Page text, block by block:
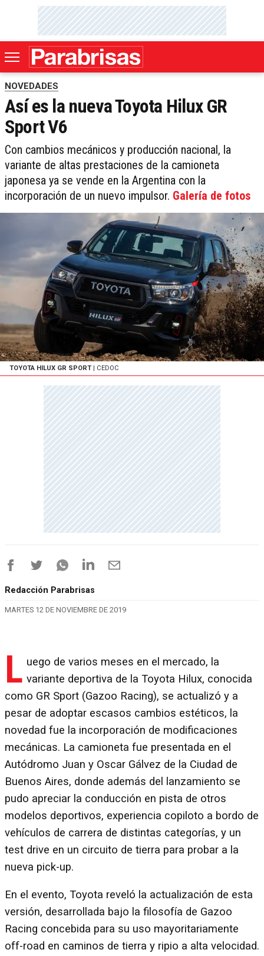
NOVEDADES
Así es la nueva Toyota Hilux GR
Sport V6
Con cambios mecánicos y producción nacional, la
variante de altas prestaciones de la camioneta
japonesa ya se vende en la Argentina con la
incorporación de un nuevo impulsor. Galería de fotos
TOYOTA HILUX GR SPORT | CEDOC
Redacción Parabrisas
MARTES 12 DE NOVIEMBRE DE 2019
L uego de varios meses en el mercado, la
variante deportiva de la Toyota Hilux, conocida
como GR Sport (Gazoo Racing), se actualizó y a
pesar de adoptar escasos cambios estéticos, la
novedad fue la incorporación de modificaciones
mecánicas. La camioneta fue presentada en el
Autódromo Juan y Oscar Gálvez de la Ciudad de
Buenos Aires, donde además del lanzamiento se
pudo apreciar la conducción en pista de otros
modelos deportivos, experiencia copiloto a bordo de
vehículos de carrera de distintas categorías, y un
test drive en un circuito de tierra para probar a la
nueva pick-up.
En el evento, Toyota reveló la actualización de esta
versión, desarrollada bajo la filosofía de Gazoo
Racing concebida para su uso mayoritariamente
off-road en caminos de tierra y ripio a alta velocidad.